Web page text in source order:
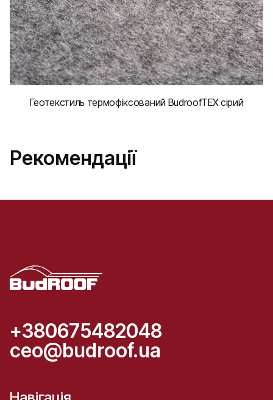
Геотекстиль термофіксований BudroofTEX сірий
Рекомендації
+380675482048
ceo@budroof.ua